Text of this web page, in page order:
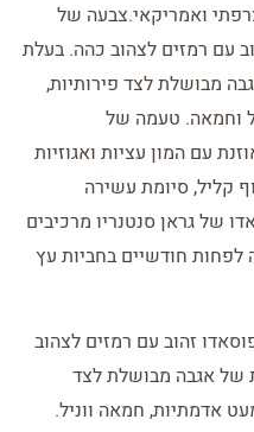
ואמריקאי.צבעה של
עם רמזים לצהוב כהה. בעלת
מבושלת לצד פירותיות,
וחמאה. טעמה של
עם המון עציות ואגוזיות
קליל, סיומת עשירה
של גראן סנטנריו מרכיבים
חודשיים בחביות עץ
זהוב עם רמזים לצהוב
של אגבה מבושלת לצד
אדמתיות, חמאה ווניל.